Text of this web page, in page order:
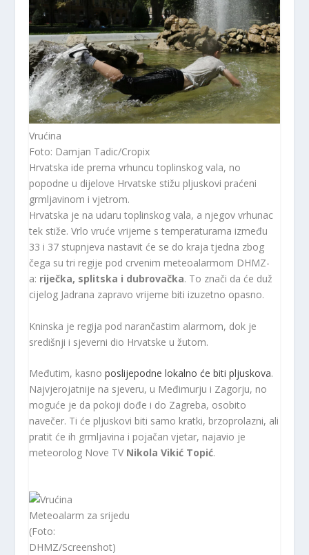
Vrućina
Foto: Damjan Tadic/Cropix
Hrvatska ide prema vrhuncu toplinskog vala, no
popodne u dijelove Hrvatske stižu pljuskovi praćeni
grmljavinom i vjetrom.
Hrvatska je na udaru toplinskog vala, a njegov vrhunac
tek stiže. Vrlo vruće vrijeme s temperaturama između
33 i 37 stupnjeva nastavit će se do kraja tjedna zbog
čega su tri regije pod crvenim meteoalarmom DHMZ-
a: riječka, splitska i dubrovačka. To znači da će duž
cijelog Jadrana zapravo vrijeme biti izuzetno opasno.
Kninska je regija pod narančastim alarmom, dok je
središnji i sjeverni dio Hrvatske u žutom.
Međutim, kasnoposlijepodne lokalnoćebiti pljuskova.
Najvjerojatnije na sjeveru, u Međimurju i Zagorju, no
moguće je da pokoji dođe i do Zagreba, osobito
navečer. Ti će pljuskovi biti samo kratki, brzoprolazni, ali
pratit će ih grmljavina i pojačan vjetar, najavio je
meteorolog Nove TV Nikola Vikić Topić.
Meteoalarm za srijedu
(Foto:
DHMZ/Screenshot)